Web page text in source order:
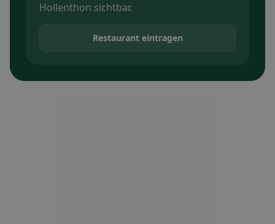
Hollenthon sichtbar.
Restaurant eintragen